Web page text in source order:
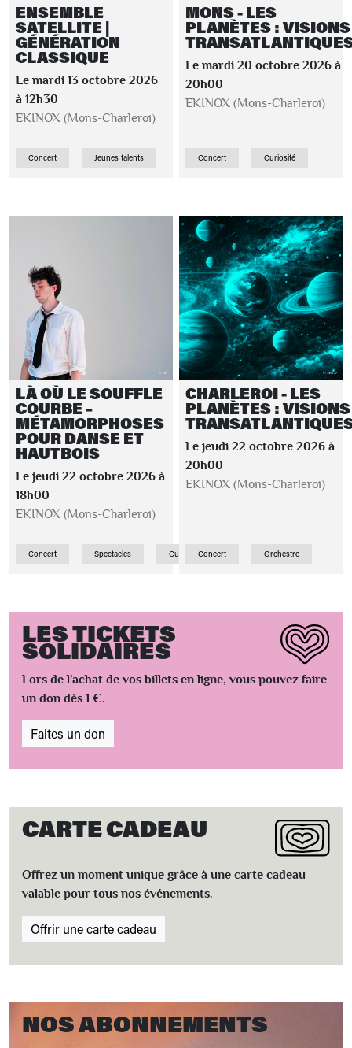
ENSEMBLE
SATELLITE |
GÉNÉRATION
CLASSIQUE
Le mardi 13 octobre 2026
à 12h30
EKINOX (Mons-Charleroi)
Concert Jeunes talents
MONS - LES
PLANÈTES : VISIONS
Le mardi 20 octobre 2026 à
20h00
EKINOX (Mons-Charleroi)
Concert Curiosité
LÀ OÙ LE SOUFFLE
COURBE –
MÉTAMORPHOSES
POUR DANSE ET
HAUTBOIS
Le jeudi 22 octobre 2026 à
18h00
EKINOX (Mons-Charleroi)
Concert Spectacles Curiosité
CHARLEROI - LES
PLANÈTES : VISIONS
Le jeudi 22 octobre 2026 à
20h00
EKINOX (Mons-Charleroi)
Concert Orchestre
LES TICKETS
SOLIDAIRES
Lors de l’achat de vos billets en ligne, vous pouvez faire
un don dès 1 €.
Faites un don
CARTE CADEAU
Offrez un moment unique grâce à une carte cadeau
valable pour tous nos événements.
Offrir une carte cadeau
NOS ABONNEMENTS